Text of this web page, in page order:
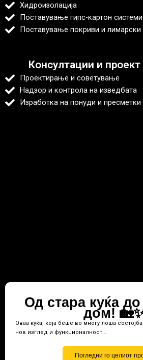
Хидроизолација
Поставување гипс-картон системи
Поставување покриви и лимарски
Консултации и
Проектирање и советување
Надзор и контрола на изведбата
Изработка на понуди и пресметки
Од стара куќа
дом!
Оваа куќа, која беше во многу лоша
нов изглед и функционалност…
Погледни го целиот